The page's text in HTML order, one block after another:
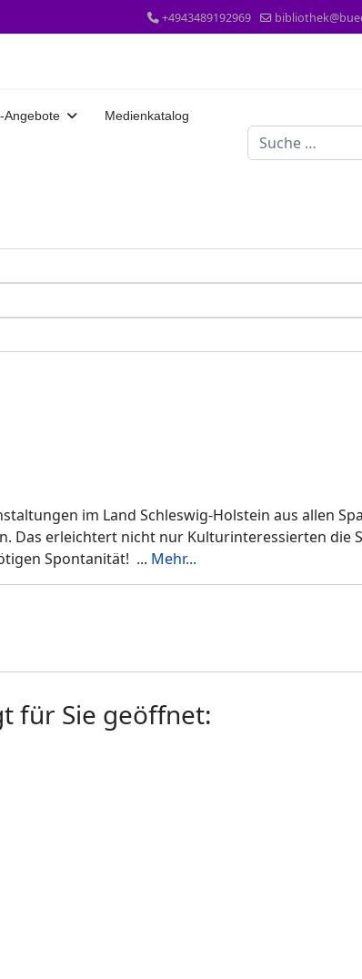
+4943489192969
Angebote Medienkatalog
Suchen
im Land Schleswig-Holstein aus allen
Das erleichtert nicht nur Kulturinteressierten die
Spontanität! ... Mehr...
für Sie geöffnet: